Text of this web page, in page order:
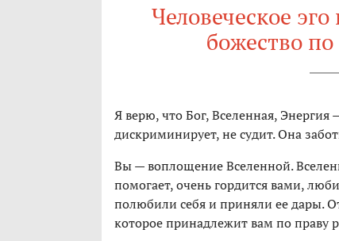
Человеческое
божество
Я верю, что Бог, Вселенная, Энергия
дискриминирует, не судит. Она
Вы — воплощение Вселенной.
помогает, очень гордится вами,
полюбили себя и приняли ее дары.
которое принадлежит вам по праву